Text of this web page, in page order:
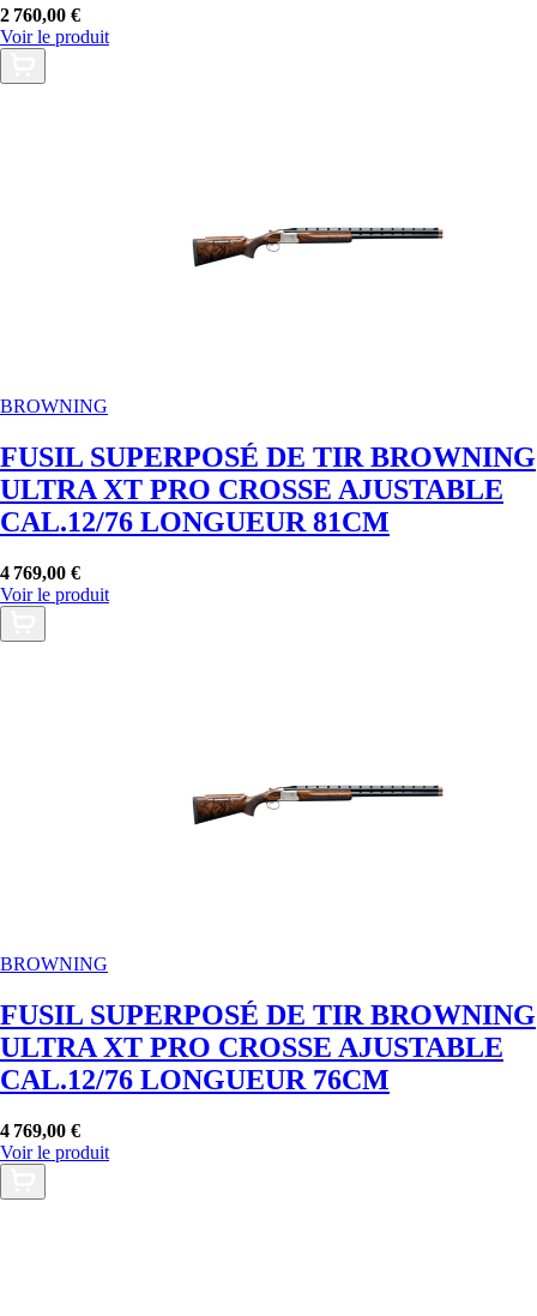
2 760,00 €
Voir le produit
BROWNING
FUSIL SUPERPOSÉ DE TIR BROWNING
ULTRA XT PRO CROSSE AJUSTABLE
CAL.12/76 LONGUEUR 81CM
4 769,00 €
Voir le produit
BROWNING
FUSIL SUPERPOSÉ DE TIR BROWNING
ULTRA XT PRO CROSSE AJUSTABLE
CAL.12/76 LONGUEUR 76CM
4 769,00 €
Voir le produit